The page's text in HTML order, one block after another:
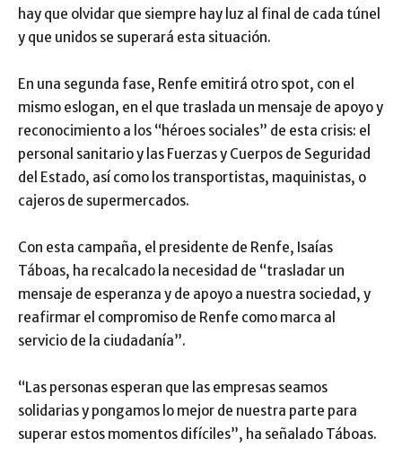
hay que olvidar que siempre hay luz al final de cada túnel
y que unidos se superará esta situación.
En una segunda fase, Renfe emitirá otro spot, con el
mismo eslogan, en el que traslada un mensaje de apoyo y
reconocimiento a los “héroes sociales” de esta crisis: el
personal sanitario y las Fuerzas y Cuerpos de Seguridad
del Estado, así como los transportistas, maquinistas, o
cajeros de supermercados.
Con esta campaña, el presidente de Renfe, Isaías
Táboas, ha recalcado la necesidad de “trasladar un
mensaje de esperanza y de apoyo a nuestra sociedad, y
reafirmar el compromiso de Renfe como marca al
servicio de la ciudadanía”.
“Las personas esperan que las empresas seamos
solidarias y pongamos lo mejor de nuestra parte para
superar estos momentos difíciles”, ha señalado Táboas.